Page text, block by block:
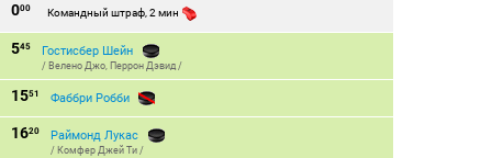
000 Командный штраф, 2 мин
545 Гостисбер Шейн
/ Велено Джо, Перрон Дэвид /
1551 Фаббри Робби
1620 Раймонд Лукас
/ Комфер Джей Ти /